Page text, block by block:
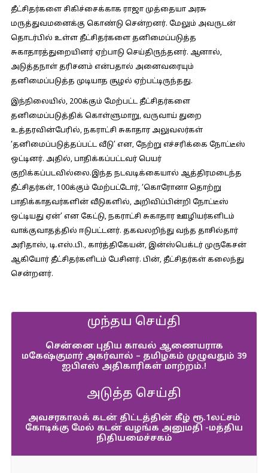
தீட்சிதர்களை சிகிச்சைக்காக ராஜா முத்தையா அரசு
மருத்துவமனைக்கு கொண்டு சென்றனர். மேலும் அவருடன்
தொடர்பில் உள்ள தீட்சிதர்களை தனிமைப்படுத்த
சுகாதாரத்துறையினர் ஏற்பாடு செய்திருந்தனர். ஆனால்,
அடுத்தநாள் தரிசனம் என்பதால் அனைவரையும்
தனிமைப்படுத்த முடியாத சூழல் ஏற்பட்டிருந்தது.
இந்நிலையில், 200க்கும் மேற்பட்ட தீட்சிதர்களை
தனிமைப்படுத்திக் கொள்ளுமாறு, வருவாய் துறை
உத்தரவின்பேரில், நகராட்சி சுகாதார அலுவலர்கள்
‘தனிமைப்படுத்தப்பட்ட வீடு’ என, நேற்று எச்சரிக்கை நோட்டீஸ்
ஒட்டினர். அதில், பாதிக்கப்பட்டவர் பெயர்
குறிக்கப்படவில்லை.இந்த நடவடிக்கையால் ஆத்திரமடைந்த
தீட்சிதர்கள், 100க்கும் மேற்பட்டோர், ‘கொரோனா தொற்று
பாதிக்காதவர்களின் வீடுகளில், அறிவிப்பின்றி நோட்டீஸ்
ஒட்டியது ஏன்’ என கேட்டு, நகராட்சி சுகாதார ஊழியர்களிடம்
வாக்குவாதத்தில் ஈடுபட்டனர். தகவலறிந்து வந்த தாசில்தார்
அரிதாஸ், டி.எஸ்.பி., கார்த்திகேயன், இன்ஸ்பெக்டர் முருகேசன்
ஆகியோர் தீட்சிதர்களிடம் பேசினர். பின், தீட்சிதர்கள் கலைந்து
சென்றனர்.
முந்தய செய்தி
சென்னை புதிய காவல் ஆணையராக
மகேஷ்குமார் அகர்வால் – தமிழகம் முழுவதும் 39
ஐபிஎஸ் அதிகாரிகள் மாற்றம்.!
அடுத்த செய்தி
அவசரகாலக் கடன் திட்டத்தின் கீழ் ரூ.1லட்சம்
கோடிக்கு மேல் கடன் வழங்க அனுமதி -மத்திய
நிதியமைச்சகம்